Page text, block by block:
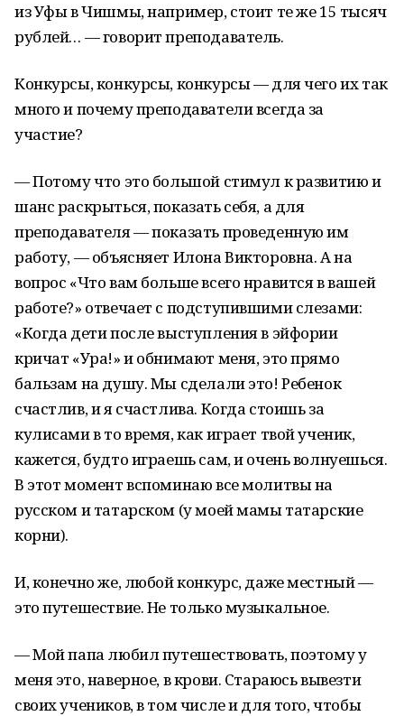
из Уфы в Чишмы, например, стоит те же 15 тысяч
рублей… — говорит преподаватель.
Конкурсы, конкурсы, конкурсы — для чего их так
много и почему преподаватели всегда за
участие?
— Потому что это большой стимул к развитию и
шанс раскрыться, показать себя, а для
преподавателя — показать проведенную им
работу, — объясняет Илона Викторовна. А на
вопрос «Что вам больше всего нравится в вашей
работе?» отвечает с подступившими слезами:
«Когда дети после выступления в эйфории
кричат «Ура!» и обнимают меня, это прямо
бальзам на душу. Мы сделали это! Ребенок
счастлив, и я счастлива. Когда стоишь за
кулисами в то время, как играет твой ученик,
кажется, будто играешь сам, и очень волнуешься.
В этот момент вспоминаю все молитвы на
русском и татарском (у моей мамы татарские
корни).
И, конечно же, любой конкурс, даже местный —
это путешествие. Не только музыкальное.
— Мой папа любил путешествовать, поэтому у
меня это, наверное, в крови. Стараюсь вывезти
своих учеников, в том числе и для того, чтобы